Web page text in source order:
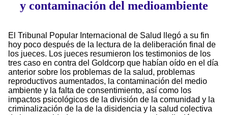
y contaminación del medioambiente
El Tribunal Popular Internacional de Salud llegó a su fin
hoy poco después de la lectura de la deliberación final de
los jueces. Los jueces resumieron los testimonios de los
tres caso en contra del Goldcorp que habían oído en el día
anterior sobre los problemas de la salud, problemas
reproductivos aumentados, la contaminación del medio
ambiente y la falta de consentimiento, así como los
impactos psicológicos de la división de la comunidad y la
criminalización de la de la disidencia y la salud colectiva